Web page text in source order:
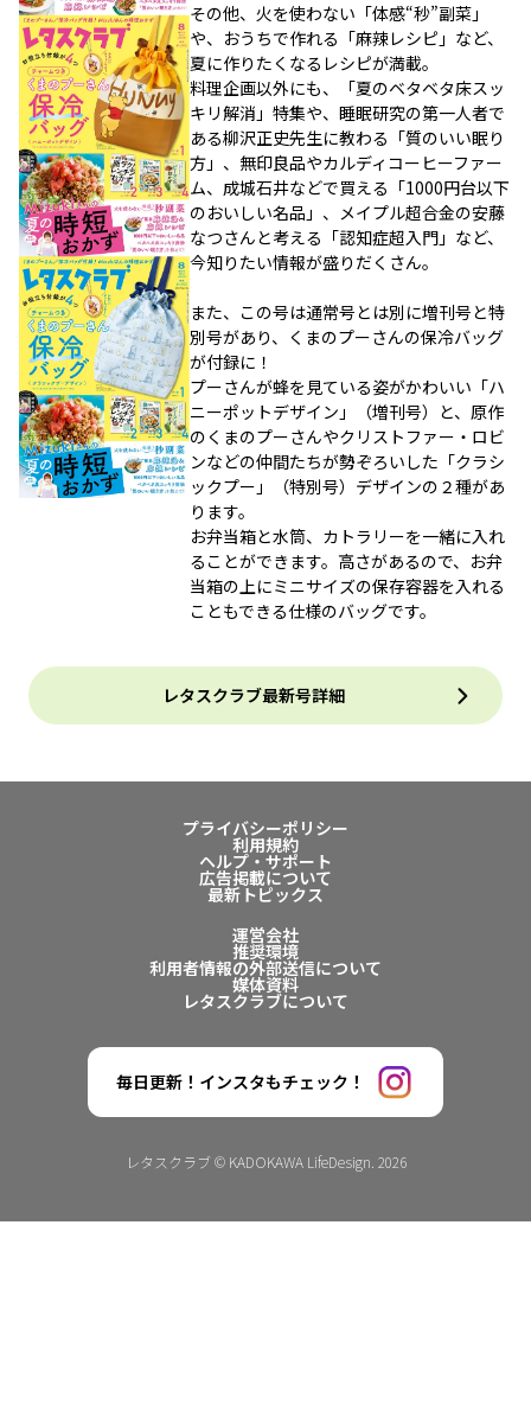
その他、火を使わない「体感“秒”副菜」
や、おうちで作れる「麻辣レシピ」など、
夏に作りたくなるレシピが満載。
料理企画以外にも、「夏のベタベタ床スッ
キリ解消」特集や、睡眠研究の第一人者で
ある柳沢正史先生に教わる「質のいい眠り
方」、無印良品やカルディコーヒーファー
ム、成城石井などで買える「1000円台以下
のおいしい名品」、メイプル超合金の安藤
なつさんと考える「認知症超入門」など、
今知りたい情報が盛りだくさん。
また、この号は通常号とは別に増刊号と特
別号があり、くまのプーさんの保冷バッグ
が付録に！
プーさんが蜂を見ている姿がかわいい「ハ
ニーポットデザイン」（増刊号）と、原作
のくまのプーさんやクリストファー・ロビ
ンなどの仲間たちが勢ぞろいした「クラシ
ックプー」（特別号）デザインの２種があ
ります。
お弁当箱と水筒、カトラリーを一緒に入れ
ることができます。高さがあるので、お弁
当箱の上にミニサイズの保存容器を入れる
こともできる仕様のバッグです。
レタスクラブ最新号詳細
プライバシーポリシー
利用規約
ヘルプ・サポート
広告掲載について
最新トピックス
運営会社
推奨環境
利用者情報の外部送信について
媒体資料
レタスクラブについて
毎日更新！インスタもチェック！
レタスクラブ © KADOKAWA LifeDesign. 2026